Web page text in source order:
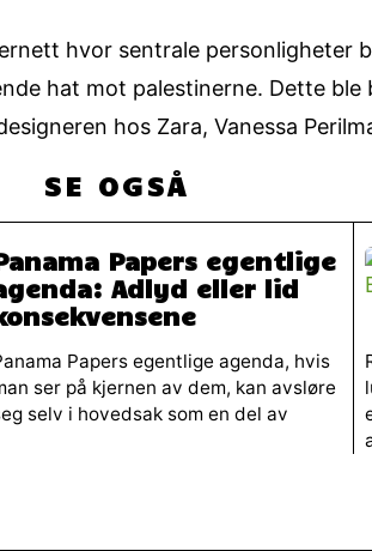
hvor sentrale personligheter
hat mot palestinerne. Dette
hos Zara, Vanessa
SE OGSÅ
Papers egentlige
Adlyd eller lid
Papers egentlige agenda, hvis
ser på kjernen av dem, kan avsløre
selv i hovedsak som en del av